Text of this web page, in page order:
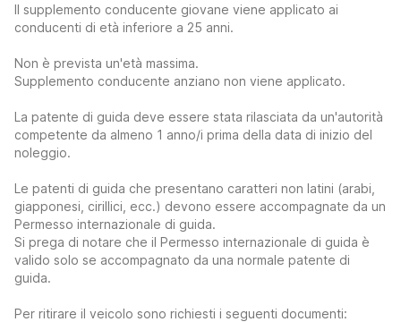
Il supplemento conducente giovane viene applicato ai
conducenti di età inferiore a 25 anni.
Non è prevista un'età massima.
Supplemento conducente anziano non viene applicato.
La patente di guida deve essere stata rilasciata da un'autorità
competente da almeno 1 anno/i prima della data di inizio del
noleggio.
Le patenti di guida che presentano caratteri non latini (arabi,
giapponesi, cirillici, ecc.) devono essere accompagnate da un
Permesso internazionale di guida.
Si prega di notare che il Permesso internazionale di guida è
valido solo se accompagnato da una normale patente di
guida.
Per ritirare il veicolo sono richiesti i seguenti documenti: